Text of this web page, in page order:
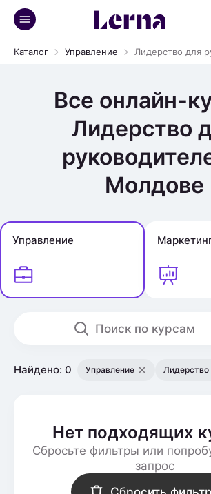
Каталог Управление Лидерство для
Все онлайн-
Лидерство
Молдове
Управление
Поиск по курсам
Найдено: 0 Управление Лидерство
Нет подходящих
Сбросьте фильтры или
запрос